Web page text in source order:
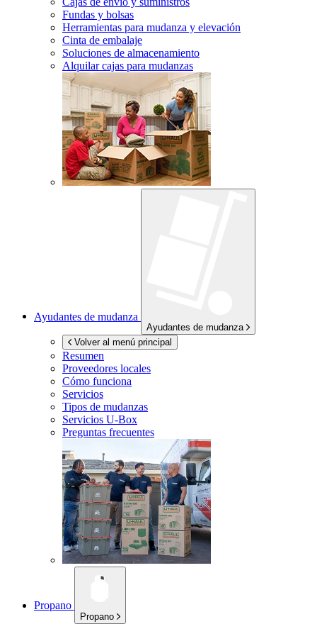
Fundas y bolsas
Herramientas para mudanza y elevación
Cinta de embalaje
Soluciones de almacenamiento
Alquilar cajas para mudanzas
Ayudantes de mudanza
Ayudantes de mudanza
Volver al menú principal
Resumen
Proveedores locales
Cómo funciona
Servicios
Tipos de mudanzas
Servicios U-Box
Preguntas frecuentes
Propano
Propano